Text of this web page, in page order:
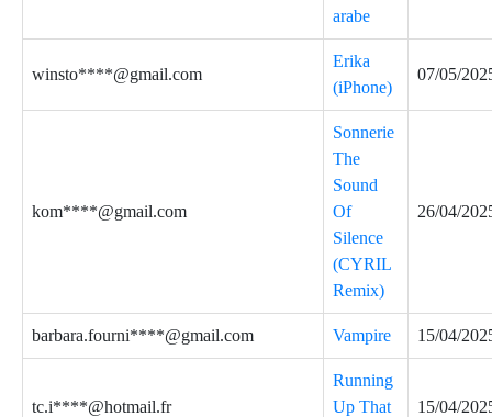
arabe
winsto****@gmail.com
Erika
(iPhone)
07/05/
kom****@gmail.com
Sonnerie
The
Sound
Of
Silence
(CYRIL
Remix)
26/04/
barbara.fourni****@gmail.com Vampire 15/04/
tc.i****@hotmail.fr
Running
Up That
15/04/